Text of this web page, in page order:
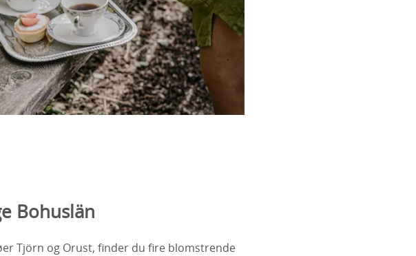
Bohuslän
Tjörn og Orust, finder du fire blomstrende